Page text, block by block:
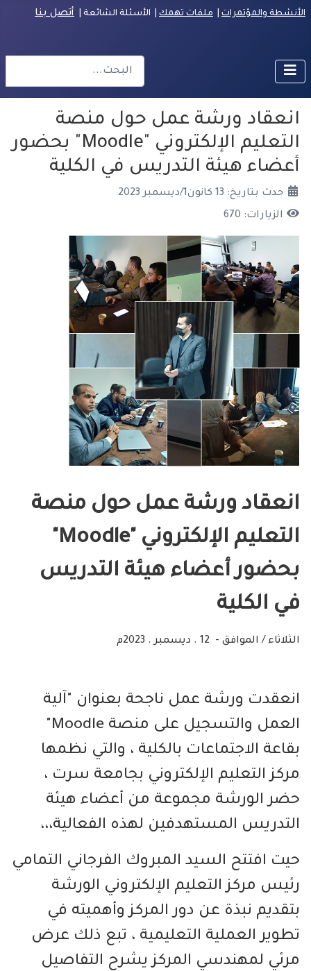
الأنشطة والمؤتمرات ملفات تهمك | الأسئلة الشائعة أتصل بنا
انعقاد ورشة عمل حول منصة
التعليم الإلكتروني "Moodle" بحضور
أعضاء هيئة التدريس في الكلية
حدث بتاريخ: 13 كانون1/ديسمبر 2023
الزيارات: 670
انعقاد ورشة عمل حول منصة
التعليم الإلكتروني "Moodle"
بحضور أعضاء هيئة التدريس
في الكلية
الثلاثاء / الموافق - 12 . ديسمبر . 2023م
انعقدت ورشة عمل ناجحة بعنوان "آلية
العمل والتسجيل على منصة Moodle"
بقاعة الاجتماعات بالكلية ، والتي نظمها
مركز التعليم الإلكتروني بجامعة سرت ،
حضر الورشة مجموعة من أعضاء هيئة
التدريس المستهدفين لهذه الفعالية،،،
حيت افتتح السيد المبروك الفرجاني التمامي
رئيس مركز التعليم الإلكتروني الورشة
بتقديم نبذة عن دور المركز وأهميته في
تطوير العملية التعليمية ، تبع ذلك عرض
مرئي لمهندسي المركز يشرح التفاصيل